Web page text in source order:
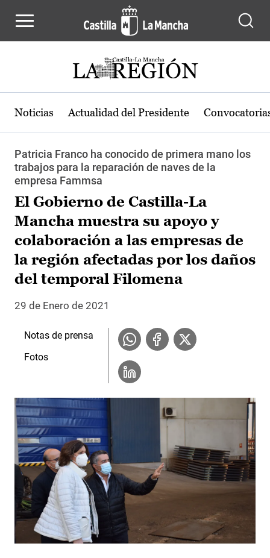
Noticias Actualidad del Presidente
Patricia Franco ha conocido de primera mano los
trabajos para la reparación de naves de la
empresa Fammsa
El Gobierno de Castilla-La
Mancha muestra su apoyo y
colaboración a las empresas de
la región afectadas por los daños
del temporal Filomena
29 de Enero de 2021
Notas de prensa
Fotos